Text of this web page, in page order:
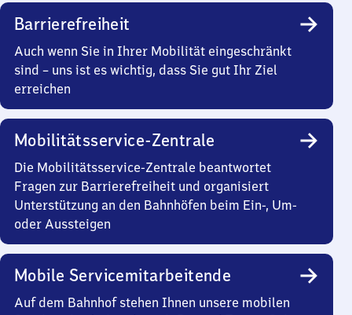
Barrierefreiheit
Auch wenn Sie in Ihrer Mobilität eingeschränkt
sind – uns ist es wichtig, dass Sie gut Ihr Ziel
erreichen
Mobilitätsservice-Zentrale
Die Mobilitätsservice-Zentrale beantwortet
Fragen zur Barrierefreiheit und organisiert
Unterstützung an den Bahnhöfen beim Ein-, Um-
oder Aussteigen
Mobile Servicemitarbeitende
Auf dem Bahnhof stehen Ihnen unsere mobilen